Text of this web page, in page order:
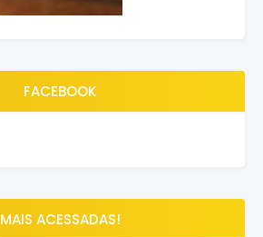
FACEBOOK
MAIS ACESSADAS!